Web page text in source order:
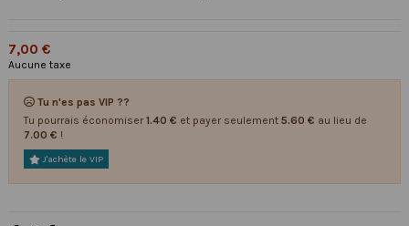
7,00 €
Aucune taxe
Tu n'es pas VIP ??
Tu pourrais économiser 1.40 € et payer seulement 5.60 € au lieu de
7.00 € !
J'achète le VIP